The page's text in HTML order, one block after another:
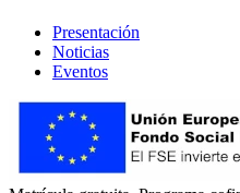
Presentación
Noticias
Eventos